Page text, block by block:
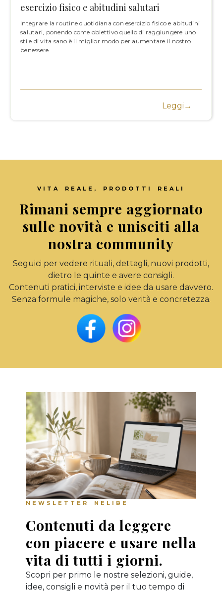
esercizio fisico e abitudini salutari
Integrare la routine quotidiana con esercizio fisico e abitudini
salutari, ponendo come obiettivo quello di raggiungere uno
stile di vita sano è il miglior modo per aumentare il nostro
benessere
Leggi→
VITA REALE, PRODOTTI REALI
Rimani sempre aggiornato
sulle novità e unisciti alla
nostra community
Seguici per vedere rituali, dettagli, nuovi prodotti,
dietro le quinte e avere consigli.
Contenuti pratici, interviste e idee da usare davvero.
Senza formule magiche, solo verità e concretezza.
NEWSLETTER NELIBE
Contenuti da leggere
con piacere e usare nella
vita di tutti i giorni.
Scopri per primo le nostre selezioni, guide,
idee, consigli e novità per il tuo tempo di